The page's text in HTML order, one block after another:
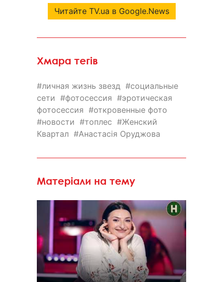
Читайте TV.ua в Google.News
Хмара тегів
личная жизнь звезд
социальные
сети
фотосессия
эротическая
фотосессия
откровенные фото
новости
топлес
Женский
Квартал
Анастасія Оруджова
Матеріали на тему